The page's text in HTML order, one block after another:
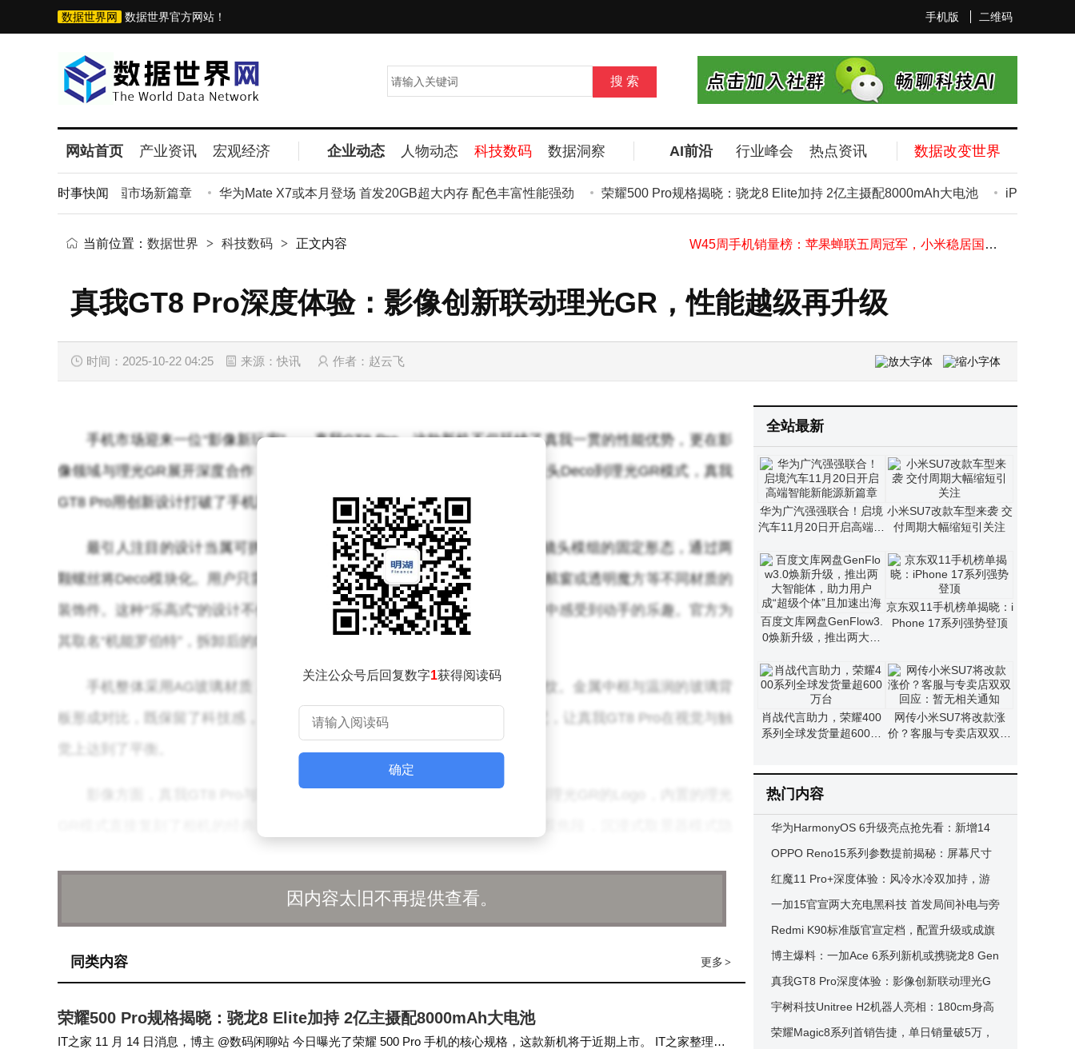
手机版 二维码
数据世界网 数据世界官方网站！
网站首页 产业资讯 宏观经济 企业动态 人物动态 科技数码 数据洞察 AI前沿 行业峰会 热点资讯 数据改变世界
时事快闻
将开业 开启法国市场新篇章 华为Mate X7或本月登场 首发20GB超大内存 配色丰富性能强劲 荣耀500 Pro规格揭晓：骁龙8 Elite加持 2亿主摄配8000mAh大电池 iPhone 17系
GPT-5.1正式登场：从参数跑分到懂你交互，AI助手开启新未来
中芯国际三季度业绩亮眼：月产能破百万，全年收入或创新高
GPT-5.1正式登场：从参数跑分到懂你交互，AI助手开启新未来
荣耀500 Pro规格揭晓：骁龙8 Elite加持 2亿主摄配8000mAh大电池
当前位置： 数据世界 > 科技数码 > 正文内容
真我GT8 Pro深度体验：影像创新联动理光GR，性能越级再升级
时间：2025-10-22 04:25 来源：快讯 作者：赵云飞
手机市场迎来一位“影像新玩家”——真我GT8 Pro。这款新机不仅延续了真我一贯的性能优势，更在影
像领域与理光GR展开深度合作，带来令人耳目一新的街拍体验。从可拆卸镜头Deco到理光GR模式，真我
GT8 Pro用创新设计打破了手机同质化的困局。
最引人注目的设计当属可拼装镜头Deco。真我GT8 Pro摒弃了传统手机镜头模组的固定形态，通过两
颗螺丝将Deco模块化。用户只需一把小螺丝刀，就能将Deco拆下，换上金属舷窗或透明魔方等不同材质的
装饰件。这种“乐高式”的设计不仅赋予手机独特的个性，更让用户在拆卸过程中感受到动手的乐趣。官方为
其取名“机能罗伯特”，拆卸后的Deco形似小机器人，萌态十足。
手机整体采用AG玻璃材质，怀特版本呈现出浅米色，触感丝滑且不沾指纹。金属中框与温润的玻璃背
板形成对比，既保留了科技感，又避免了冰冷的手感。这种材质与色彩的搭配，让真我GT8 Pro在视觉与触
即拍，无需等待对焦，抓拍效率大幅提升。
高对比黑白模式则通过更强的反差与颗粒感，让画面充满张力；负片模式则以低饱和度与柔和对比度，营
摄的照片会自动归类至理光GR专属相册，避免了与截图、二维码等杂乱内容的混杂。
关注公众号后回复数字1获得阅读码
确定
因内容太旧不再提供查看。
更多 >
同类内容
荣耀500 Pro规格揭晓：骁龙8 Elite加持 2亿主摄配8000mAh大电池
IT之家 11 月 14 日消息，博主 @数码闲聊站 今日曝光了荣耀 500 Pro 手机的核心规格，这款新机将于近期上市。 IT之家整理如
全站最新
华为广汽强强联合！启境
汽车11月20日开启高端智
小米SU7改款车型来袭 交
付周期大幅缩短引关注
百度文库网盘GenFlow3.
0焕新升级，推出两大智
体”且加速出海
京东双11手机榜单揭晓：i
Phone 17系列强势登顶
肖战代言助力，荣耀400
系列全球发货量超600万
网传小米SU7将改款涨
价？客服与专卖店双双回
热门内容
华为HarmonyOS 6升级亮点抢先看：新增14
项功能，性能较鸿蒙4提升40%
OPPO Reno15系列参数提前揭秘：屏幕尺寸
调整，影像系统大升级
红魔11 Pro+深度体验：风冷水冷双加持，游
戏手机性能新巅峰
一加15官宣两大充电黑科技 首发局间补电与旁
路供电技术 性能再升级
Redmi K90标准版官宣定档，配置升级或成旗
舰市场新“搅局者”
博主爆料：一加Ace 6系列新机或携骁龙8 Gen
5芯片与超8000mAh电池登场
真我GT8 Pro深度体验：影像创新联动理光G
R，性能越级再升级
宇树科技Unitree H2机器人亮相：180cm身高
70kg体重，能跳芭蕾舞会武术
荣耀Magic8系列首销告捷，单日销量破5万，